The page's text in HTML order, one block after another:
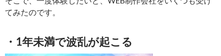
てみたのです。
・1年未満で波乱が起こる